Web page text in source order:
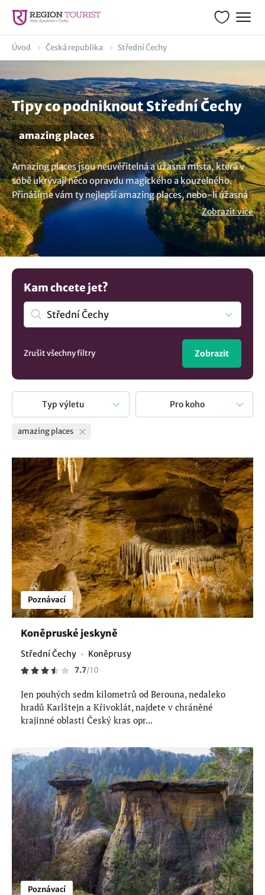
Úvod Česká republika Střední Čechy
Tipy co podniknout Střední Čechy
amazing places
Amazing places jsou neuvěřitelná a úžasná místa, která v
sobě ukrývají něco opravdu magického a kouzelného.
Přinášíme vám ty nejlepší amazing places, nebo-li úžasná
místa, v oblasti Střední Čechy a okolí. Tyto fascinující místa
vás nadchnou svou krásou a jedinečností, a jsou tak
perfektním místem pro výlety. Ale kde taková kouzelná
místa najdete? To vám rádi prozradíme.
Zobrazit více
Kam chcete jet?
Zrušit všechny filtry Zobrazit
Typ výletu Pro koho
amazing places
Poznávací
Koněpruské jeskyně
Střední Čechy Koněprusy
7.7/10
Jen pouhých sedm kilometrů od Berouna, nedaleko
hradů Karlštejn a Křivoklát, najdete v chráněné
krajinné oblasti Český kras opr...
Poznávací